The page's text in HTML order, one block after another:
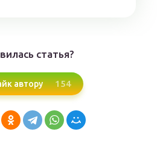
статья?
автору 154